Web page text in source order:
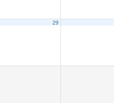
29